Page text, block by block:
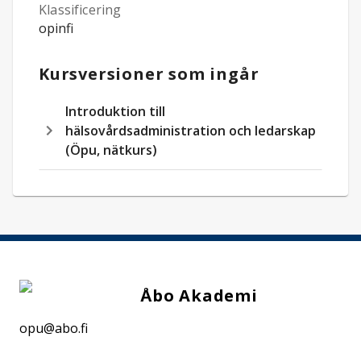
Klassificering
opinfi
Kursversioner som ingår
Introduktion till
hälsovårdsadministration och ledarskap
(Öpu, nätkurs)
Åbo Akademi
opu@abo.fi